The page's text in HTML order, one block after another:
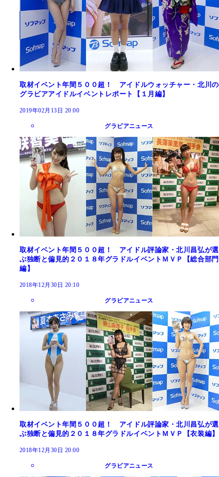
取材イベント年間５００超！ アイドルウォッチャー・北川の
グラビアアイドルイベントレポート【１月編】
2019年02月13日 20:00
グラビアニュース
取材イベント年間５００超！ アイドル評論家・北川昌弘が選
ぶ独断と偏見的２０１８年グラドルイベントＭＶＰ【総合部門
編】
2018年12月30日 20:10
グラビアニュース
取材イベント年間５００超！ アイドル評論家・北川昌弘が選
ぶ独断と偏見的２０１８年グラドルイベントＭＶＰ【衣装編】
2018年12月30日 20:00
グラビアニュース